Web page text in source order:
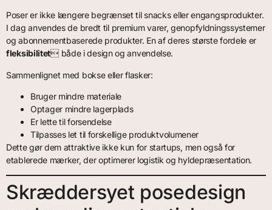
Poser er ikke længere begrænset til snacks eller engangsprodukter.
I dag anvendes de bredt til premium varer, genopfyldningssystemer
og abonnementbaserede produkter. En af deres største fordele er
fleksibilitet både i design og anvendelse.
Sammenlignet med bokse eller flasker:
Bruger mindre materiale
Optager mindre lagerplads
Er lette til forsendelse
Tilpasses let til forskellige produktvolumener
Dette gør dem attraktive ikke kun for startups, men også for
etablerede mærker, der optimerer logistik og hyldepræsentation.
Skræddersyet posedesign